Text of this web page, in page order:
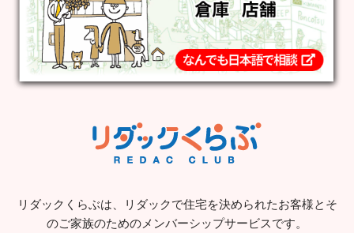
リダックくらぶは、リダックで住宅を決められたお客様とそ
のご家族のためのメンバーシップサービスです。